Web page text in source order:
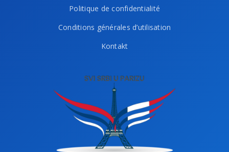
Politique de confidentialité
Conditions générales d’utilisation
Kontakt